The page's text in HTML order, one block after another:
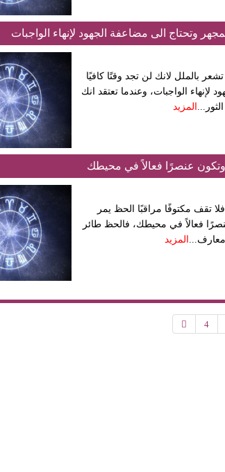
وتحتاج الى مضاعفة الجهود لإنهاء الواجبات
بالملل لانك لن تجد وقتًا كافيًا
الواجبات، وعندما تعتقد انك
المزيد
وتكون عنصرًا فعالاً في محيطك
تقف مكتوفًا مراقبًا الحظ يمر
فعالاً في محيطك، فالحظ طائر
معارف... المزيد
4